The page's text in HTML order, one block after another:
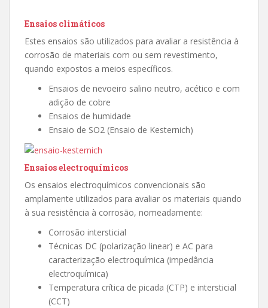
Ensaios climáticos
Estes ensaios são utilizados para avaliar a resistência à
corrosão de materiais com ou sem revestimento,
quando expostos a meios específicos.
Ensaios de nevoeiro salino neutro, acético e com
adição de cobre
Ensaios de humidade
Ensaio de SO2 (Ensaio de Kesternich)
Ensaios electroquímicos
Os ensaios electroquímicos convencionais são
amplamente utilizados para avaliar os materiais quando
à sua resistência à corrosão, nomeadamente:
Corrosão intersticial
Técnicas DC (polarização linear) e AC para
caracterização electroquímica (impedância
electroquímica)
Temperatura crítica de picada (CTP) e intersticial
(CCT)